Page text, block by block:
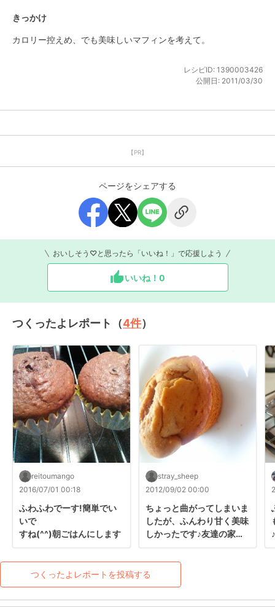
きっかけ
カロリー控えめ、でも美味しいマフィンを考えて。
レシピID: 1390003426
公開日: 2011/03/30
【PR】
ページをシェアする
おいしそう♡と思ったら「いいね！」で応援しよう
いいね！ 0
つくったよレポート（4件）
reitoumango
2016/07/01 00:18
ふわふわでーす!簡単でい
いで
すね(^^)朝ごはんにします
stray_sheep
2012/09/02 00:00
ちょっと曲がってしまいま
したが、ふんわり甘く美味
しかったです♪友達の家に
す。
つくったよレポートを投稿する